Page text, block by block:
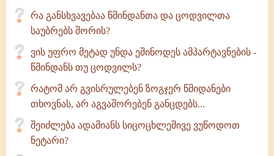
რა განსხვავებაა წმინდანთა და ცოდვილთა
საუბრებს შორის?
ვის უფრო მეტად უნდა ეშინოდეს ამპარტავნების -
წმინდანს თუ ცოდვილს?
რატომ არ გვისრულებენ ზოგჯერ წმიდანები
თხოვნას, არ აგვაშორებენ განცდებს...
შეიძლება ადამიანს სიცოცხლეშივე ვუწოდოთ
ნეტარი?